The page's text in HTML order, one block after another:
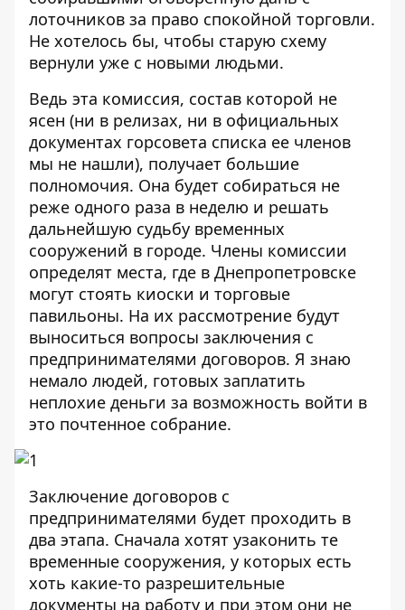
лоточников за право спокойной торговли.
Не хотелось бы, чтобы старую схему
вернули уже с новыми людьми.
Ведь эта комиссия, состав которой не
ясен (ни в релизах, ни в официальных
документах горсовета списка ее членов
мы не нашли), получает большие
полномочия. Она будет собираться не
реже одного раза в неделю и решать
дальнейшую судьбу временных
сооружений в городе. Члены комиссии
определят места, где в Днепропетровске
могут стоять киоски и торговые
павильоны. На их рассмотрение будут
выноситься вопросы заключения с
предпринимателями договоров. Я знаю
немало людей, готовых заплатить
неплохие деньги за возможность войти в
это почтенное собрание.
Заключение договоров с
предпринимателями будет проходить в
два этапа. Сначала хотят узаконить те
временные сооружения, у которых есть
хоть какие-то разрешительные
документы на работу и при этом они не